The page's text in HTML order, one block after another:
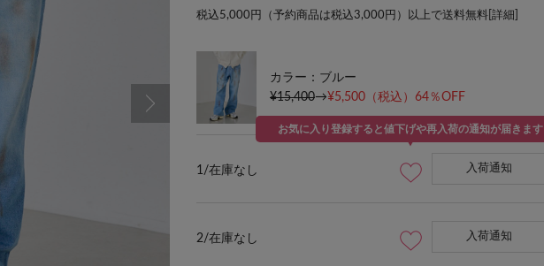
税込5,000円（予約商品は税込3,000円）以上で送料無料[ 詳細
カラー：ブルー
¥15,400→¥5,500 （税込）64％OFF
1/在庫なし
お気に入り登録すると値下げや再入荷の通知が届きます
入荷通知
2/在庫なし 入荷通知